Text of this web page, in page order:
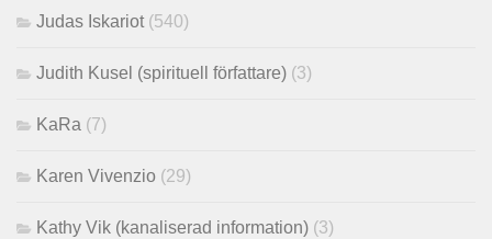
Judas Iskariot (540)
Judith Kusel (spirituell författare) (3)
KaRa (7)
Karen Vivenzio (29)
Kathy Vik (kanaliserad information) (3)